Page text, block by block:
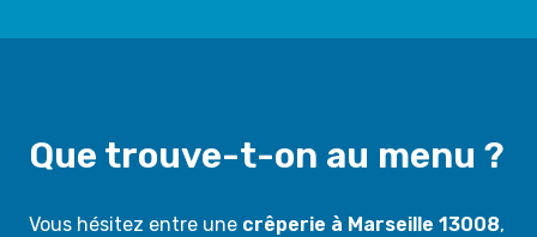
Que trouve-t-on au menu ?
Vous hésitez entre une crêperie à Marseille 13008,